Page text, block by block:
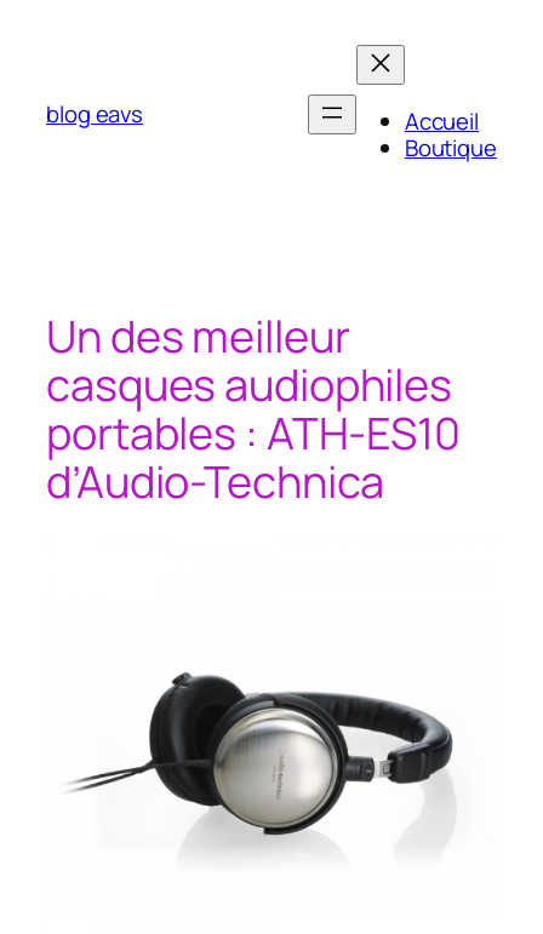
blog eavs
Accueil
Boutique
Un des meilleur
casques audiophiles
portables : ATH-ES10
d’Audio-Technica